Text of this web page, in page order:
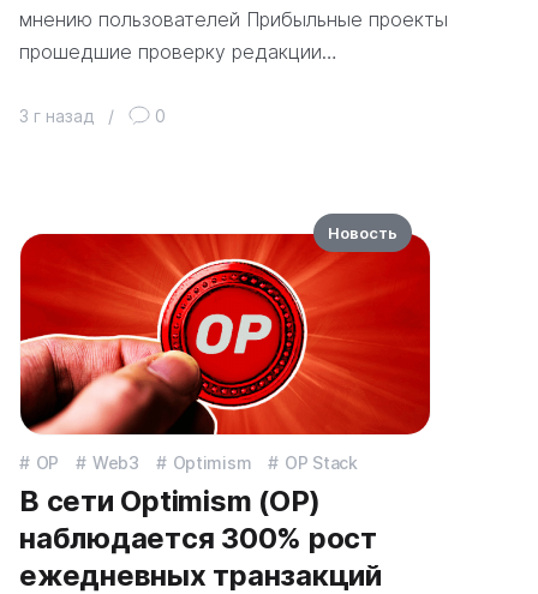
мнению пользователей Прибыльные проекты
прошедшие проверку редакции…
3 г назад / 0
OP Web3 Optimism OP Stack
В сети Optimism (OP)
наблюдается 300% рост
ежедневных транзакций
Новость